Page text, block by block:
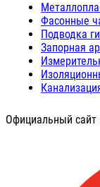
Фасонные
Подводка
Запорная
Официальный